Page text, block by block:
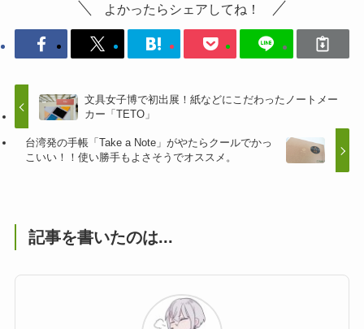
よかったらシェアしてね！
文具女子博で初出展！紙などにこだわったノートメー
カー「TETO」
台湾発の手帳「Take a Note」がやたらクールでかっ
こいい！！使い勝手もよさそうでオススメ。
記事を書いたのは...